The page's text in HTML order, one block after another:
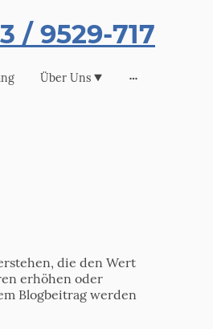
/ 9529-717
Über Uns
die den Wert
erhöhen oder
Blogbeitrag werden